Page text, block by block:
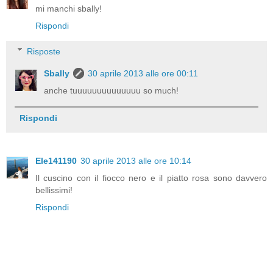
mi manchi sbally!
Rispondi
Risposte
Sbally
30 aprile 2013 alle ore 00:11
anche tuuuuuuuuuuuuuu so much!
Rispondi
Ele141190 30 aprile 2013 alle ore 10:14
Il cuscino con il fiocco nero e il piatto rosa sono davvero
bellissimi!
Rispondi